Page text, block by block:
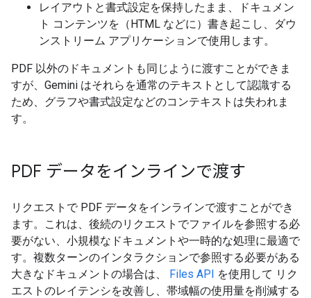
レイアウトと書式設定を保持したまま、ドキュメン
ト コンテンツを（HTML などに）書き起こし、ダウ
ンストリーム アプリケーションで使用します。
PDF 以外のドキュメントも同じように渡すことができま
すが、Gemini はそれらを通常のテキストとして認識する
ため、グラフや書式設定などのコンテキストは失われま
す。
PDF データをインラインで渡す
リクエストで PDF データをインラインで渡すことができ
ます。これは、後続のリクエストでファイルを参照する必
要がない、小規模なドキュメントや一時的な処理に最適で
す。複数ターンのインタラクションで参照する必要がある
大きなドキュメントの場合は、 Files API を使用して リク
エストのレイテンシを改善し、帯域幅の使用量を削減する